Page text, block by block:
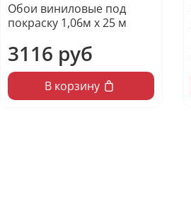
Обои виниловые под
покраску 1,06м х 25 м
3116 руб
В корзину